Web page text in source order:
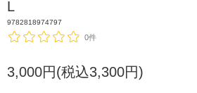
L
9782818974797
0件
3,000円(税込3,300円)